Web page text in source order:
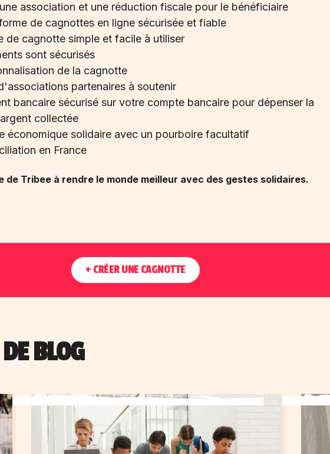
association et une réduction fiscale pour le bénéficiaire
de cagnottes en ligne sécurisée et fiable
de cagnotte simple et facile à utiliser
sont sécurisés
de la cagnotte
partenaires à soutenir
bancaire sécurisé sur votre compte bancaire pour dépenser la
collectée
économique solidaire avec un pourboire facultatif
en France
de Tribee à rendre le monde meilleur avec des gestes solidaires.
+ CRÉER UNE CAGNOTTE
BLOG